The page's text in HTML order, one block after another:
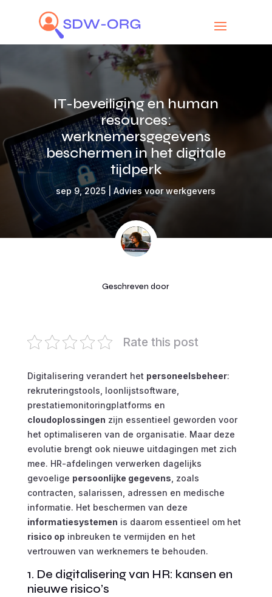
IT-beveiliging en human
resources:
werknemersgegevens
beschermen in het digitale
tijdperk
sep 9, 2025 |Advies voor werkgevers
Geschreven door
Rate this post
Digitalisering verandert het personeelsbeheer:
rekruteringstools, loonlijstsoftware,
prestatiemonitoringplatforms en
cloudoplossingen zijn essentieel geworden voor
het optimaliseren van de organisatie. Maar deze
evolutie brengt ook nieuwe uitdagingen met zich
mee. HR-afdelingen verwerken dagelijks
gevoelige persoonlijke gegevens , zoals
contracten, salarissen, adressen en medische
informatie. Het beschermen van deze
informatiesystemen is daarom essentieel om het
risico op inbreuken te vermijden en het
vertrouwen van werknemers te behouden.
1. De digitalisering van HR: kansen en
nieuwe risico’s